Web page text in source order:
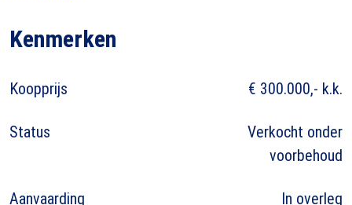
Kenmerken
Koopprijs € 300.000,- k.k.
Status
Verkocht onder
voorbehoud
Aanvaarding In overleg